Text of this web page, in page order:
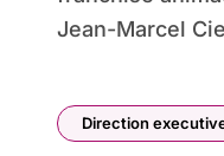
Jean-Marcel
Direction